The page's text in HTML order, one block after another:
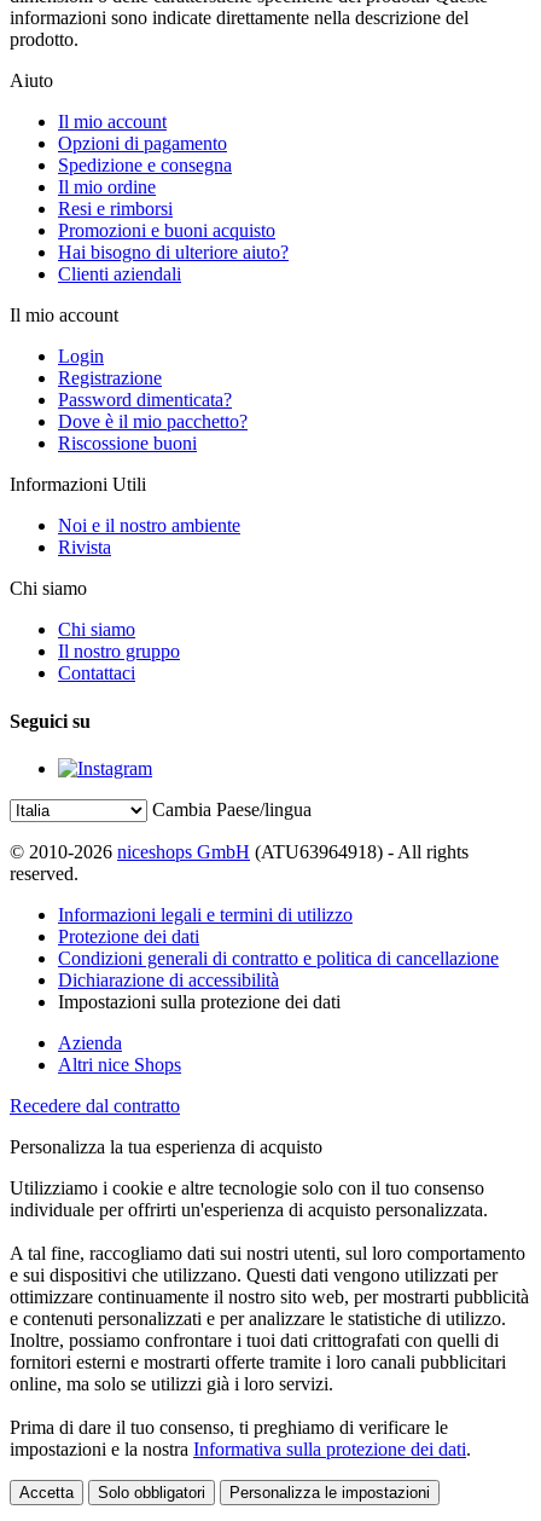
informazioni sono indicate direttamente nella descrizione del
prodotto.
Aiuto
Il mio account
Opzioni di pagamento
Spedizione e consegna
Il mio ordine
Resi e rimborsi
Promozioni e buoni acquisto
Hai bisogno di ulteriore aiuto?
Clienti aziendali
Il mio account
Login
Registrazione
Password dimenticata?
Dove è il mio pacchetto?
Riscossione buoni
Informazioni Utili
Noi e il nostro ambiente
Rivista
Chi siamo
Chi siamo
Il nostro gruppo
Contattaci
Seguici su
Cambia Paese/lingua
© 2010-2026 niceshops GmbH (ATU63964918) - All rights
reserved.
Informazioni legali e termini di utilizzo
Protezione dei dati
Condizioni generali di contratto e politica di cancellazione
Dichiarazione di accessibilità
Impostazioni sulla protezione dei dati
Azienda
Altri nice Shops
Recedere dal contratto
Personalizza la tua esperienza di acquisto
Utilizziamo i cookie e altre tecnologie solo con il tuo consenso
individuale per offrirti un'esperienza di acquisto personalizzata.
A tal fine, raccogliamo dati sui nostri utenti, sul loro comportamento
e sui dispositivi che utilizzano. Questi dati vengono utilizzati per
ottimizzare continuamente il nostro sito web, per mostrarti pubblicità
e contenuti personalizzati e per analizzare le statistiche di utilizzo.
Inoltre, possiamo confrontare i tuoi dati crittografati con quelli di
fornitori esterni e mostrarti offerte tramite i loro canali pubblicitari
online, ma solo se utilizzi già i loro servizi.
Prima di dare il tuo consenso, ti preghiamo di verificare le
impostazioni e la nostra Informativa sulla protezione dei dati.
Accetta Solo obbligatori Personalizza le impostazioni